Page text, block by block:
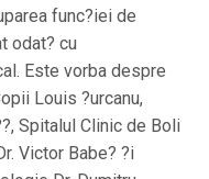
func?iei de
odat? cu
Este vorba despre
Louis ?urcanu,
Spitalul Clinic de Boli
Victor Babe? ?i